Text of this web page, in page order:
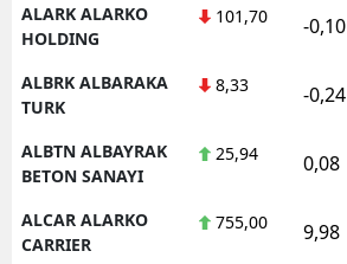
ALARK ALARKO
HOLDING
101,70 -0,10
ALBRK ALBARAKA
TURK
8,33 -0,24
ALBTN ALBAYRAK
BETON SANAYI
25,94 0,08
ALCAR ALARKO
CARRIER
755,00 9,98